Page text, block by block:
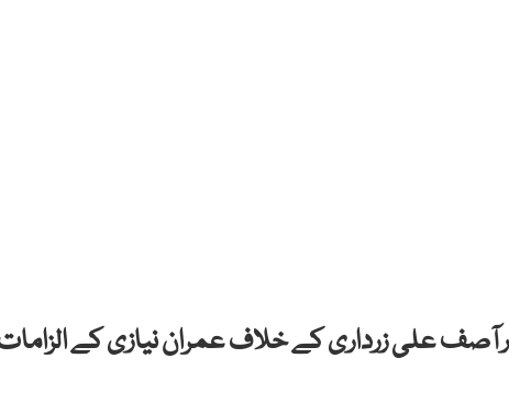
آصف علی زرداری کے خلاف عمران نیازی کے